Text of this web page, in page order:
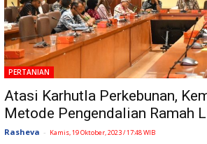
PERTANIAN
Atasi Karhutla Perkebunan,
Metode Pengendalian Ramah
Rasheva - Kamis, 19 Oktober, 2023 / 17:48 WIB